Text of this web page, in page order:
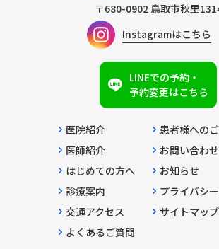
〒680-0902 鳥取市秋里
Instagramはこちら
LINEでの予約・
予約変更はこちら
医院紹介
医師紹介
はじめての方へ
診療案内
交通アクセス
よくあるご質問
患者様への
お問い合わせ
お知らせ
プライバシ
サイトマップ